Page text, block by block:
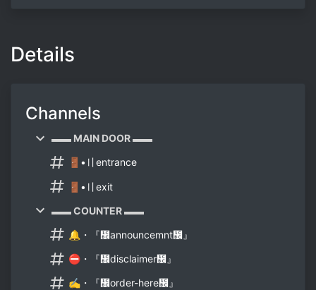
Details
Channels
▬▬ MAIN DOOR ▬▬
🚪•〢entrance
🚪•〢exit
▬▬ COUNTER ▬▬
🔔・『᲼announcemnt᲼』
⛔・『᲼disclaimer᲼』
✍・『᲼order-here᲼』